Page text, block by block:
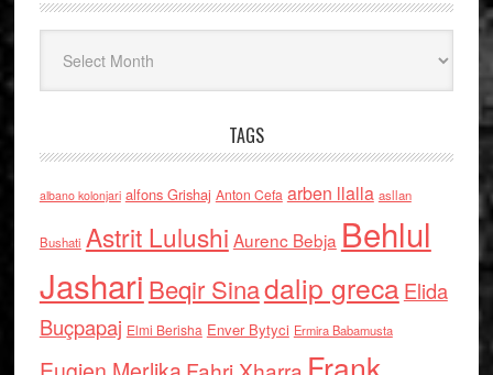
TAGS
albano kolonjari alfons Grishaj Anton Cefa arben llalla asllan
Bushati Astrit Lulushi Aurenc Bebja Behlul
Jashari Beqir Sinadalip grecaElida
Buçpapaj Elmi Berisha Enver Bytyci Ermira Babamusta